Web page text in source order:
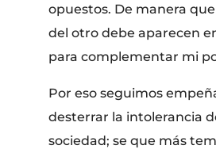
opuestos. De manera
del otro debe aparecen
para complementar mi
Por eso seguimos
desterrar la intolerancia
sociedad; se que más